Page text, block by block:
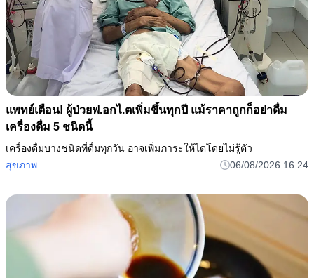
แพทย์เตือน! ผู้ป่วยฟ.อกไ.ตเพิ่มขึ้นทุกปี แม้ราคาถูกก็อย่าดื่ม
เครื่องดื่ม 5 ชนิดนี้
เครื่องดื่มบางชนิดที่ดื่มทุกวัน อาจเพิ่มภาระให้ไตโดยไม่รู้ตัว
สุขภาพ
06/08/2026 16:24